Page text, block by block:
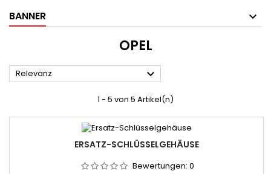
BANNER
OPEL
Relevanz 
1 - 5 von 5 Artikel(n)
ERSATZ-SCHLÜSSELGEHÄUSE
Bewertungen: 0